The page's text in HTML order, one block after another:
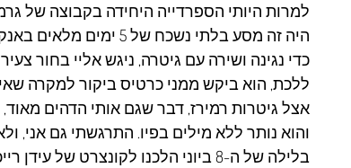
למרות היותי הספרדייה היחידה בקבוצה של
היה זה מסע בלתי
כדי נגינה ושירה עם גיטרה, ניגש אליי בחור
ללכת, הוא ביקש ממני כרטיס ביקור למקרה
אצל גיטרות רמירז, דבר שגם אותי הדהים
והוא נותר ללא מילים בפיו. התרגשתי גם אני,
בלילה של ה-8 ביוני הלכנו לקונצרט